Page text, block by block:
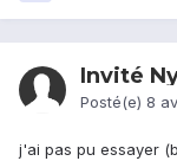
Invité
Posté(e) 8
j'ai pas pu essayer